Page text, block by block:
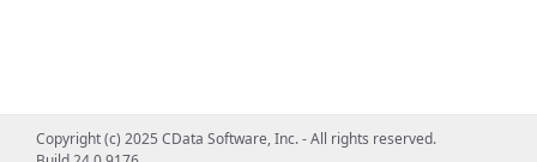
Copyright (c) 2025 CData Software, Inc. - All rights reserved.